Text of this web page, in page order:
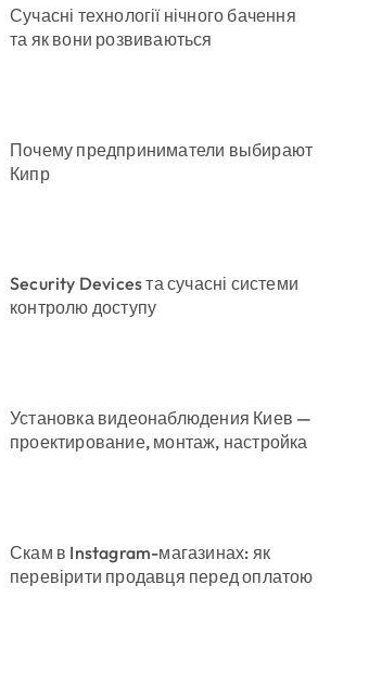
245 тисяч гривень
Сучасні технології нічного бачення
та як вони розвиваються
Почему предприниматели выбирают
Кипр
Security Devices та сучасні системи
контролю доступу
Установка видеонаблюдения Киев —
проектирование, монтаж, настройка
Скам в Instagram-магазинах: як
перевірити продавця перед оплатою